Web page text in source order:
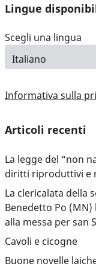
Lingue
Scegli una lingua
Informativa sulla
Articoli recenti
La legge del “non
diritti riproduttivi e
La clericalata della
Benedetto Po
alla messa per san
Cavoli e cicogne
Buone novelle